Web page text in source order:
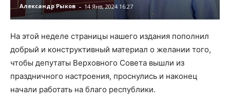
Александр Рыков - 14 Янв, 2024 16:27
На этой неделе страницы нашего издания пополнил
добрый и конструктивный материал о желании того,
чтобы депутаты Верховного Совета вышли из
праздничного настроения, проснулись и наконец
начали работать на благо республики.